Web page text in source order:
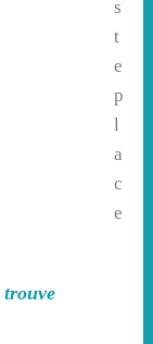
s
t
e
p
l
a
c
e